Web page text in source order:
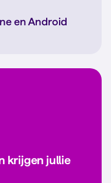
en Android
krijgen jullie